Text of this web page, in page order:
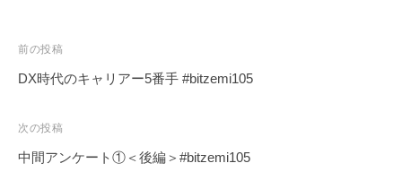
投
稿
ビ
ゲ
前の投稿
DX時代のキャリアー5番手 #bitzemi105
次の投稿
中間アンケート①＜後編＞#bitzemi105